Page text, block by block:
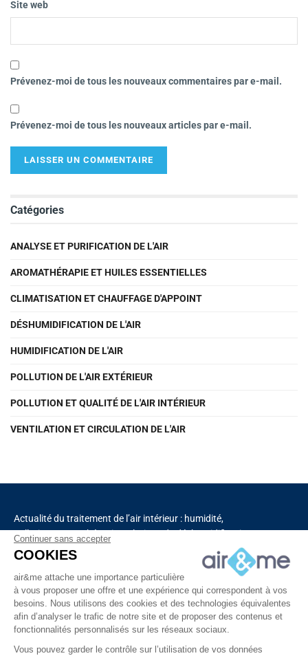
Site web
Prévenez-moi de tous les nouveaux commentaires par e-mail.
Prévenez-moi de tous les nouveaux articles par e-mail.
Catégories
ANALYSE ET PURIFICATION DE L'AIR
AROMATHÉRAPIE ET HUILES ESSENTIELLES
CLIMATISATION ET CHAUFFAGE D'APPOINT
DÉSHUMIDIFICATION DE L'AIR
HUMIDIFICATION DE L'AIR
POLLUTION DE L'AIR EXTÉRIEUR
POLLUTION ET QUALITÉ DE L'AIR INTÉRIEUR
VENTILATION ET CIRCULATION DE L'AIR
Actualité du traitement de l’air intérieur : humidité,
pollution, aromathérapie, solutions de déshumidification
et de purification de l’air, chauffage, ventilation,
Découvrez tous nos produits
Continuer sans accepter
COOKIES
air&me attache une importance particulière
à vous proposer une offre et une expérience qui correspondent à vos
besoins. Nous utilisons des cookies et des technologies équivalentes
afin d’analyser le trafic de notre site et de proposer des contenus et
fonctionnalités personnalisés sur les réseaux sociaux.
Vous pouvez garder le contrôle sur l’utilisation de vos données